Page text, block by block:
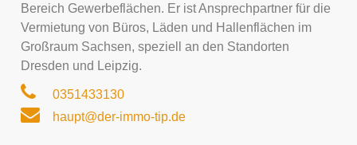
Bereich Gewerbeflächen. Er ist Ansprechpartner für die
Vermietung von Büros, Läden und Hallenflächen im
Großraum Sachsen, speziell an den Standorten
Dresden und Leipzig.
0351433130
haupt@der-immo-tip.de